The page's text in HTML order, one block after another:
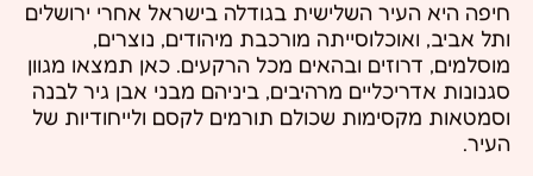
חיפה היא העיר השלישית בגודלה בישראל אחרי ירושלים
ותל אביב, ואוכלוסייתה מורכבת מיהודים, נוצרים,
מוסלמים, דרוזים ובהאים מכל הרקעים. כאן תמצאו מגוון
סגנונות אדריכליים מרהיבים, ביניהם מבני אבן גיר לבנה
וסמטאות מקסימות שכולם תורמים לקסם ולייחודיות של
העיר.